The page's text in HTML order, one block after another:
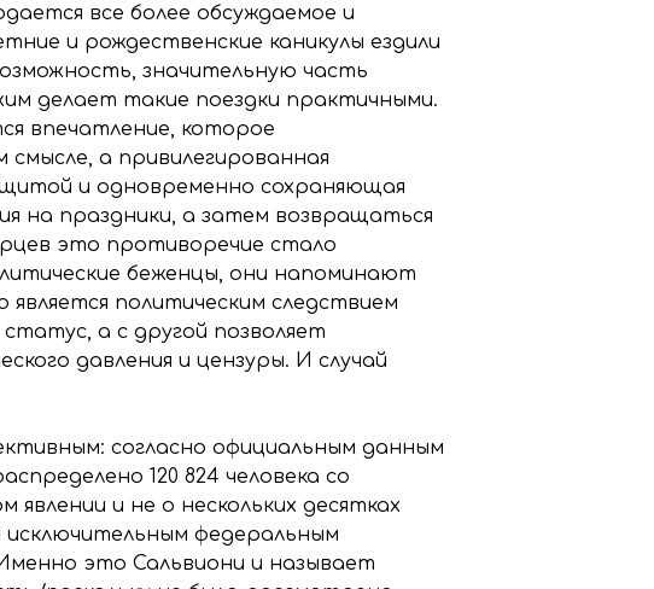
все более обсуждаемое и
и рождественские каникулы ездили
значительную часть
делает такие поездки практичными.
впечатление, которое
а привилегированная
и одновременно сохраняющая
на праздники, а затем возвращаться
это противоречие стало
беженцы, они напоминают
политическим следствием
а с другой позволяет
давления и цензуры. И случай
согласно официальным данным
120 824 человека со
и не о нескольких десятках
федеральным
это Сальвиони и называет